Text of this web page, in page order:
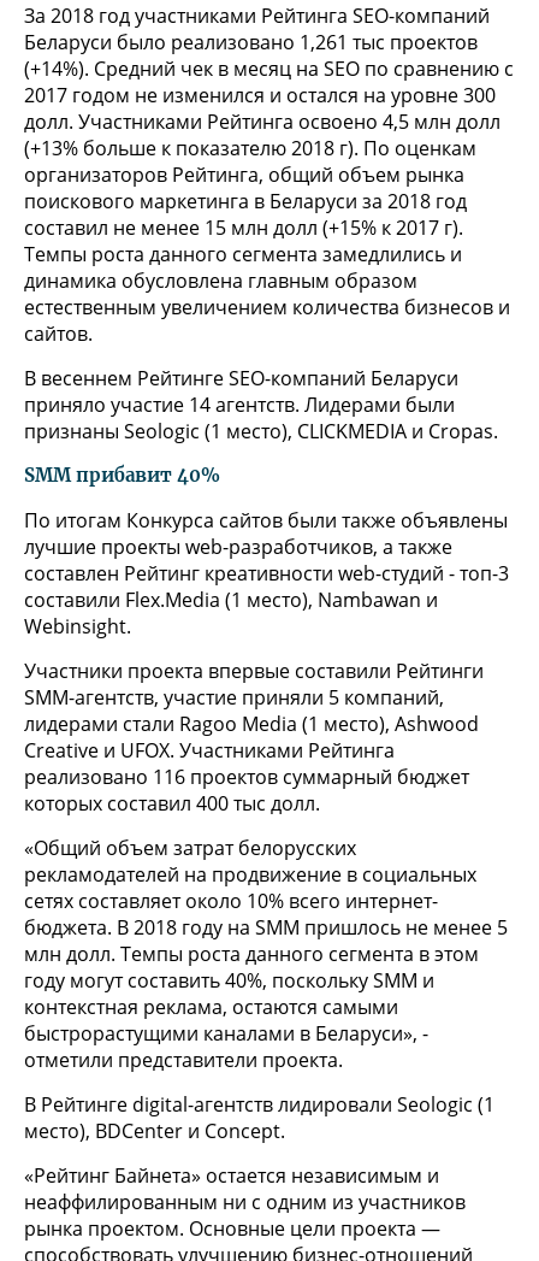
За 2018 год участниками Рейтинга SEO-компаний
Беларуси было реализовано 1,261 тыс проектов
(+14%). Средний чек в месяц на SEO по сравнению с
2017 годом не изменился и остался на уровне 300
долл. Участниками Рейтинга освоено 4,5 млн долл
(+13% больше к показателю 2018 г). По оценкам
организаторов Рейтинга, общий объем рынка
поискового маркетинга в Беларуси за 2018 год
составил не менее 15 млн долл (+15% к 2017 г).
Темпы роста данного сегмента замедлились и
динамика обусловлена главным образом
естественным увеличением количества бизнесов и
сайтов.
В весеннем Рейтинге SEO-компаний Беларуси
приняло участие 14 агентств. Лидерами были
признаны Seologic (1 место), CLICKMEDIA и Cropas.
SMM прибавит 40%
По итогам Конкурса сайтов были также объявлены
лучшие проекты web-разработчиков, а также
составлен Рейтинг креативности web-студий - топ-3
составили Flex.Media (1 место), Nambawan и
Webinsight.
Участники проекта впервые составили Рейтинги
SMM-агентств, участие приняли 5 компаний,
лидерами стали Ragoo Media (1 место), Ashwood
Creative и UFOX. Участниками Рейтинга
реализовано 116 проектов суммарный бюджет
которых составил 400 тыс долл.
«Общий объем затрат белорусских
рекламодателей на продвижение в социальных
сетях составляет около 10% всего интернет-
бюджета. В 2018 году на SMM пришлось не менее 5
млн долл. Темпы роста данного сегмента в этом
году могут составить 40%, поскольку SMM и
контекстная реклама, остаются самыми
быстрорастущими каналами в Беларуси», -
отметили представители проекта.
В Рейтинге digital-агентств лидировали Seologic (1
место), BDCenter и Concept.
«Рейтинг Байнета» остается независимым и
неаффилированным ни с одним из участников
рынка проектом. Основные цели проекта —
способствовать улучшению бизнес-отношений